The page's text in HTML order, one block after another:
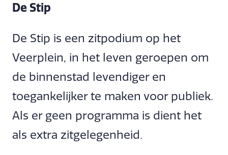
De Stip
De Stip is een zitpodium op het
Veerplein, in het leven geroepen om
de binnenstad levendiger en
toegankelijker te maken voor publiek.
Als er geen programma is dient het
als extra zitgelegenheid.